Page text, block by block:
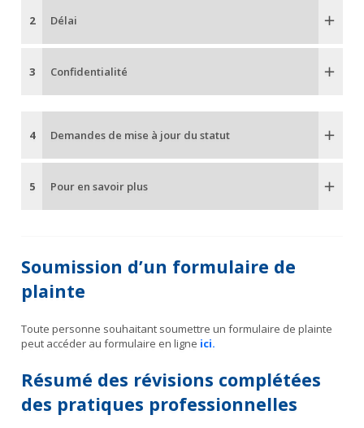
2 Délai
3 Confidentialité
4 Demandes de mise à jour du statut
5 Pour en savoir plus
Soumission d’un formulaire de
plainte
Toute personne souhaitant soumettre un formulaire de plainte
peut accéder au formulaire en ligne ici.
Résumé des révisions complétées
des pratiques professionnelles